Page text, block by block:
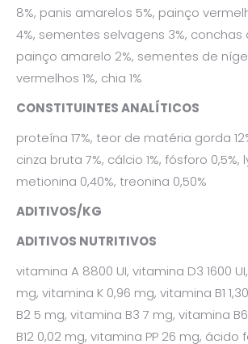
8%, panis amarelos 5%, painço
4%, sementes selvagens 3%, conchas
painço amarelo 2%, sementes de
vermelhos 1%, chia 1%
CONSTITUINTES ANALÍTICOS
proteína 17%, teor de matéria gorda
cinza bruta 7%, cálcio 1%, fósforo 0,5%,
metionina 0,40%, treonina 0,50%
ADITIVOS/KG
ADITIVOS NUTRITIVOS
vitamina A 8800 UI, vitamina D3 1600
mg, vitamina K 0,96 mg, vitamina B1
B2 5 mg, vitamina B3 7 mg, vitamina
B12 0,02 mg, vitamina PP 26 mg, ácido